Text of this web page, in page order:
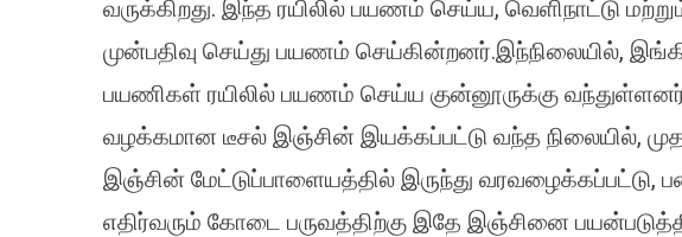
மலை
ரயில்
இயக்கம்.
வருக்கிறது. இந்த ரயிலில் பயணம் செய்ய, வெளிநாட்டு
முன்பதிவு செய்து பயணம் செய்கின்றனர்.இந்நிலையில்,
பயணிகள் ரயிலில் பயணம் செய்ய குன்னூருக்கு
வழக்கமான டீசல் இஞ்சின் இயக்கப்பட்டு வந்த நிலையில்,
இஞ்சின் மேட்டுப்பாளையத்தில் இருந்து வரவழைக்கப்பட்டு,
எதிர்வரும் கோடை பருவத்திற்கு இதே இஞ்சினை